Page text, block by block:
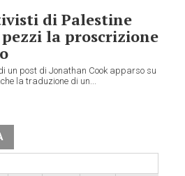
di Palestine
la proscrizione
un post di Jonathan Cook apparso su
la traduzione di un...